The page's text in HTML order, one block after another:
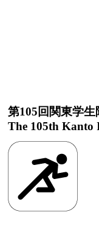
第105回関東学
The 105th Kanto